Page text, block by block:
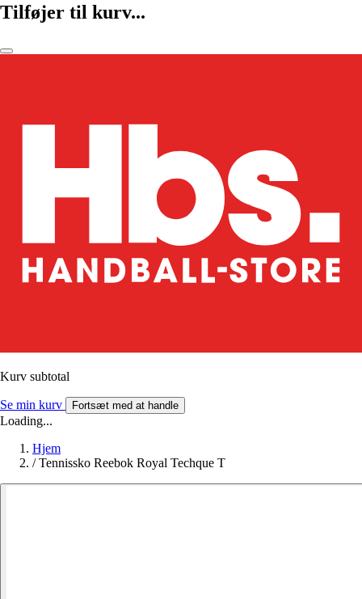
Tilføjer til kurv...
Kurv subtotal
Se min kurv Fortsæt med at handle
Loading...
Hjem
/ Tennissko Reebok Royal Techque T